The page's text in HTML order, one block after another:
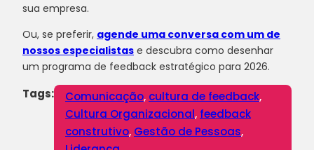
sua empresa.
Ou, se preferir, agende uma conversa com um de
nossos especialistas e descubra como desenhar
um programa de feedback estratégico para 2026.
Tags: Comunicação, cultura de feedback,
Cultura Organizacional, feedback
construtivo, Gestão de Pessoas,